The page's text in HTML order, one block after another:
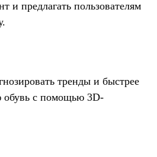
и предлагать пользователям
тренды и быстрее
обувь с помощью 3D-
нам